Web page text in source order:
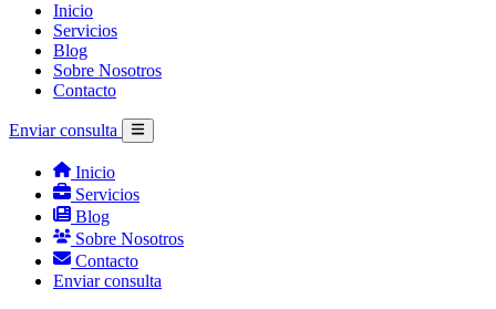
Inicio
Servicios
Blog
Sobre Nosotros
Contacto
Enviar consulta
Inicio
Servicios
Blog
Sobre Nosotros
Contacto
Enviar consulta